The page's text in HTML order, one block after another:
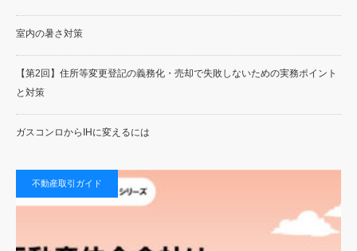
室内の暑さ対策
【第2回】住所等変更登記の義務化・売却で失敗しないための実務ポイント
と対策
ガスコンロからIHに変えるには
不動産取引ガイド